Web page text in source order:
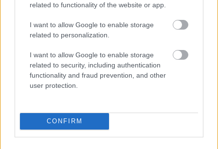
related to functionality of the website or app.
I want to allow Google to enable storage
related to personalization.
I want to allow Google to enable storage
related to security, including authentication
functionality and fraud prevention, and other
user protection.
CONFIRM